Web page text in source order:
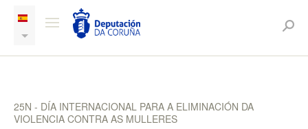
25N - DÍA INTERNACIONAL PARA A ELIMINACIÓN DA
VIOLENCIA CONTRA AS MULLERES